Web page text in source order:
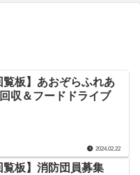
覧板】あおぞらふれあ
収＆フードドライブ
2024.02.22
覧板】消防団員募集